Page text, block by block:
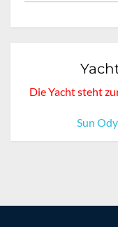
Die Yacht steht
Sun